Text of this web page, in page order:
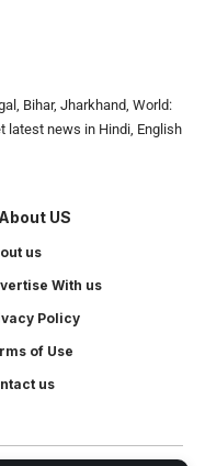
Bihar, Jharkhand, World:
latest news in Hindi, English
About US
us
With us
Policy
of Use
us